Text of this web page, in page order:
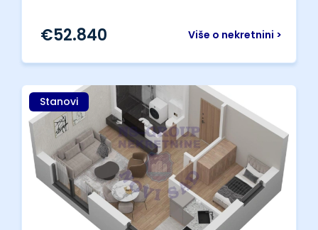
Više o nekretnini >
€52.840
Stanovi